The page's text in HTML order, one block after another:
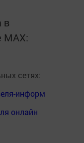
в
MАХ:
сетях:
информ
онлайн